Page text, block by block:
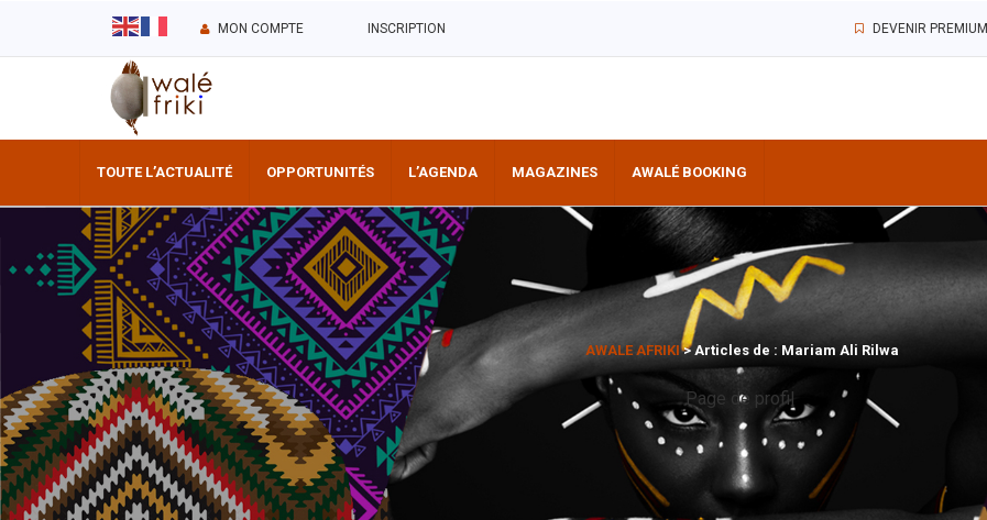
MON COMPTE INSCRIPTION DEVENIR PREMIUM
TOUTE L’ACTUALITÉ OPPORTUNITÉS L’AGENDA MAGAZINES AWALÉ BOOKING
AWALE AFRIKI>Articles de : Mariam Ali Rilwa
Page de profil